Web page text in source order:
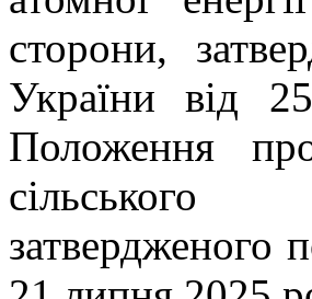
сторони,
України від
Положення
затвердженого